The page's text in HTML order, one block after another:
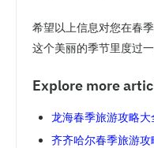
希望以上信息对您在春
这个美丽的季节里度过
Explore more
龙海春季旅游攻略大
齐齐哈尔春季旅游攻